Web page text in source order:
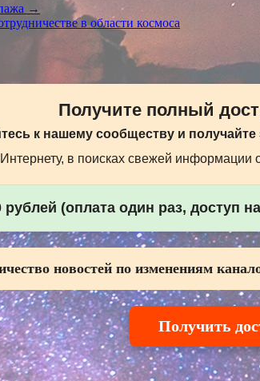
→
в области космоса
Получите полный
к нашему сообществу и
в поисках свежей
(оплата один раз, доступ
новостей по изменениям
Получить